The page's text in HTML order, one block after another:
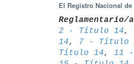
El Registro Nacional
Reglamentario/
2 - Título 14,
14, 7 - Título
Título 14, 11